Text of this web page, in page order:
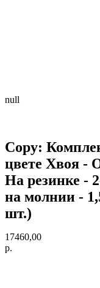
null
Copy:
цвете Хвоя -
На резинке -
на молнии -
шт.)
17460,00
р.